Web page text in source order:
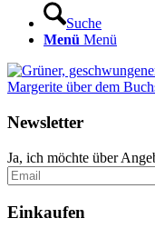
Suche
Menü Menü
Newsletter
Ja, ich möchte über
Einkaufen